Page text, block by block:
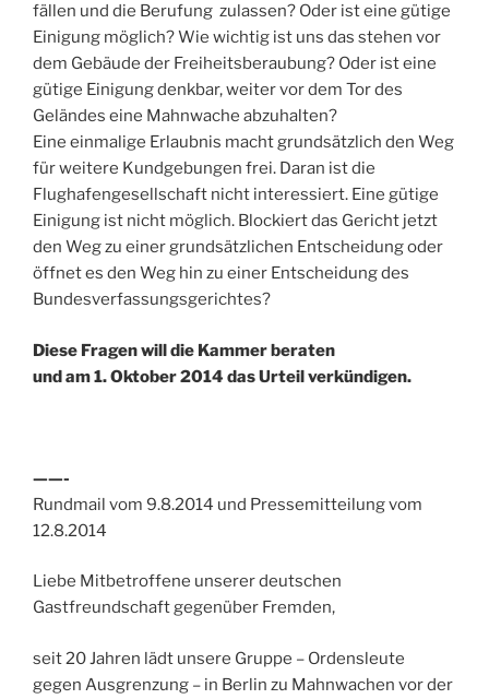
fällen und die Berufung zulassen? Oder ist eine gütige
Einigung möglich? Wie wichtig ist uns das stehen vor
dem Gebäude der Freiheitsberaubung? Oder ist eine
gütige Einigung denkbar, weiter vor dem Tor des
Geländes eine Mahnwache abzuhalten?
Eine einmalige Erlaubnis macht grundsätzlich den Weg
für weitere Kundgebungen frei. Daran ist die
Flughafengesellschaft nicht interessiert. Eine gütige
Einigung ist nicht möglich. Blockiert das Gericht jetzt
den Weg zu einer grundsätzlichen Entscheidung oder
öffnet es den Weg hin zu einer Entscheidung des
Bundesverfassungsgerichtes?
Diese Fragen will die Kammer beraten
und am 1. Oktober 2014 das Urteil verkündigen.
——-
Rundmail vom 9.8.2014 und Pressemitteilung vom
12.8.2014
Liebe Mitbetroffene unserer deutschen
Gastfreundschaft gegenüber Fremden,
seit 20 Jahren lädt unsere Gruppe – Ordensleute
gegen Ausgrenzung – in Berlin zu Mahnwachen vor der